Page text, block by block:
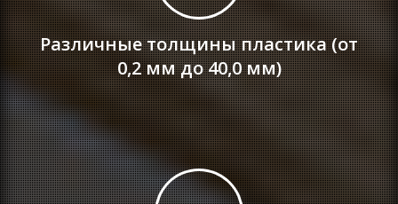
Различные толщины пластика (от
0,2 мм до 40,0 мм)